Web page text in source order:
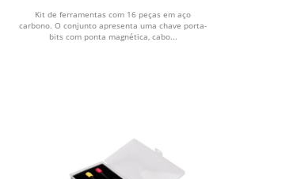
Kit de ferramentas com 16 peças em aço
carbono. O conjunto apresenta uma chave porta-
bits com ponta magnética, cabo...